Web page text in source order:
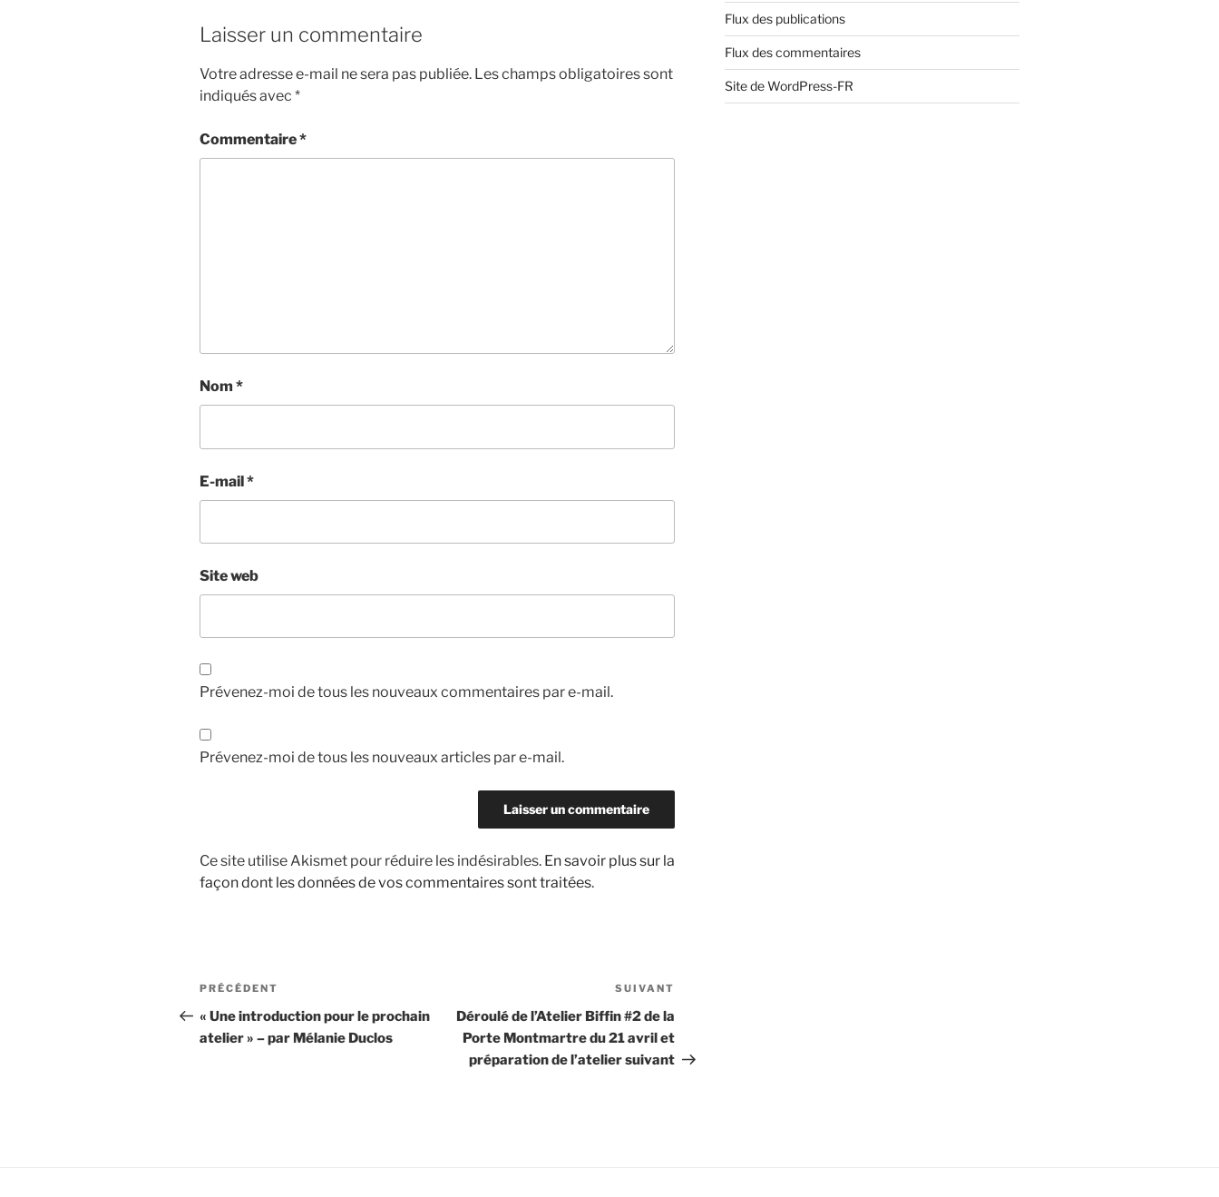
Laisser un commentaire
Votre adresse e-mail ne sera pas publiée. Les champs obligatoires sont
indiqués avec *
Commentaire*
Nom *
E-mail*
Site web
Prévenez-moi de tous les nouveaux commentaires par e-mail.
Prévenez-moi de tous les nouveaux articles par e-mail.
Ce site utilise Akismet pour réduire les indésirables. En savoir plus sur la
façon dont les données de vos commentaires sont traitées.
Navigation
de
l’article
Article
précédent
PRÉCÉDENT
« Une introduction pour le prochain
atelier » – par Mélanie Duclos
SUIVANT
Déroulé de l’Atelier Biffin #2 de la
Porte Montmartre du 21 avril et
préparation de l’atelier suivant
Flux des publications
Flux des commentaires
Site de WordPress-FR